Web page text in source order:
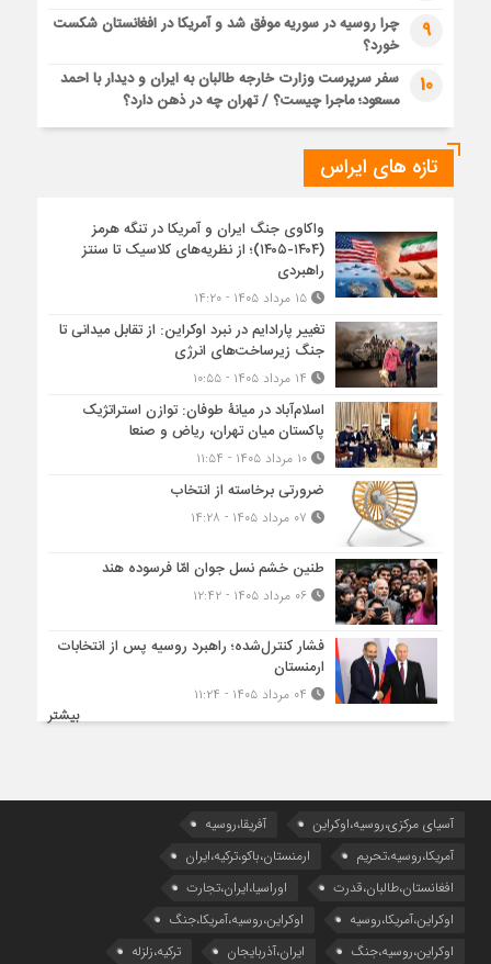
9
چرا روسیه در سوریه موفق شد و آمریکا در افغانستان شکست
خورد؟
10
سفر سرپرست وزارت خارجه طالبان به ایران و دیدار با احمد
مسعود؛ ماجرا چیست؟ / تهران چه در ذهن دارد؟
تازه های ایراس
واکاوی جنگ ایران و آمریکا در تنگه هرمز
(۱۴۰۴-۱۴۰۵)؛ از نظریه‌های کلاسیک تا سنتز
راهبردی
۱۵ مرداد ۱۴۰۵ - ۱۴:۲۰
تغییر پارادایم در نبرد اوکراین: از تقابل میدانی تا
جنگ زیرساخت‌های انرژی
اسلام‌آباد در میانۀ طوفان: توازن استراتژیک
پاکستان میان تهران، ریاض و صنعا
۱۰ مرداد ۱۴۰۵ - ۱۱:۵۴
ضرورتی برخاسته از انتخاب
طنین خشم نسل جوان امّا فرسوده هند
۰۶ مرداد ۱۴۰۵ - ۱۲:۴۲
فشار کنترل‌شده؛ راهبرد روسیه پس از انتخابات
ارمنستان
بیشتر
آسیای مرکزی،روسیه،اوکراین
آفریقا،روسیه
آمریکا،روسیه،تحریم
ارمنستان،باکو،ترکیه،ایران
افغانستان،طالبان،قدرت
اوراسیا،ایران،تجارت
اوکراین،آمریکا،روسیه
اوکراین،روسیه،آمریکا،جنگ
اوکراین،روسیه،جنگ
ایران،آذربایجان
ترکیه،زلزله